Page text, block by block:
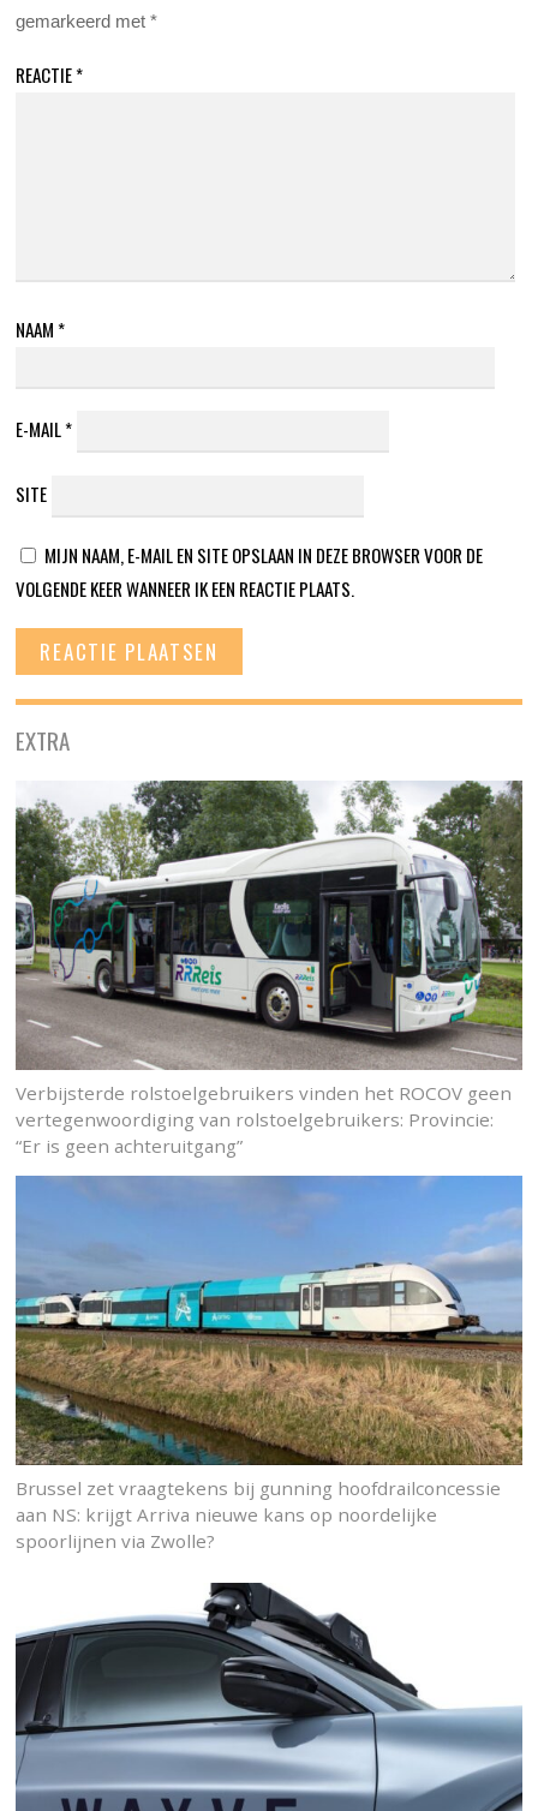
gemarkeerd met*
REACTIE*
NAAM *
E-MAIL*
SITE
MIJN NAAM, E-MAIL EN SITE OPSLAAN IN DEZE BROWSER VOOR DE
VOLGENDE KEER WANNEER IK EEN REACTIE PLAATS.
EXTRA
Verbijsterde rolstoelgebruikers vinden het ROCOV geen
vertegenwoordiging van rolstoelgebruikers: Provincie:
“Er is geen achteruitgang”
Brussel zet vraagtekens bij gunning hoofdrailconcessie
aan NS: krijgt Arriva nieuwe kans op noordelijke
spoorlijnen via Zwolle?